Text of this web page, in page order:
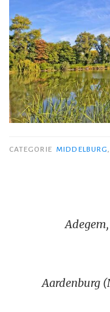
CATEGORIE MIDDELBURG
navigatie
Aardenburg